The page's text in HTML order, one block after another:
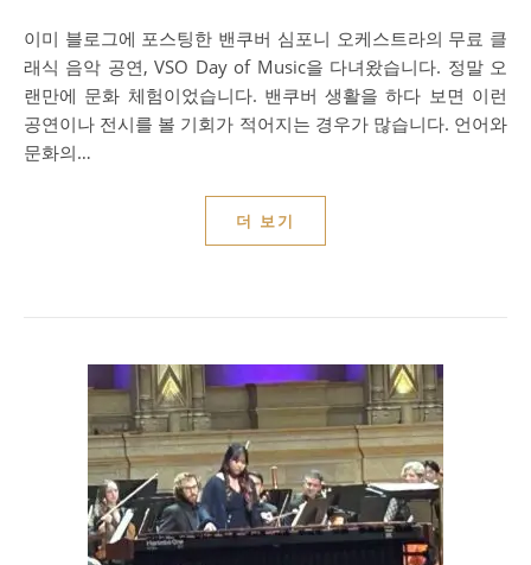
이미 블로그에 포스팅한 밴쿠버 심포니 오케스트라의 무료 클
래식 음악 공연, VSO Day of Music을 다녀왔습니다. 정말 오
랜만에 문화 체험이었습니다. 밴쿠버 생활을 하다 보면 이런
공연이나 전시를 볼 기회가 적어지는 경우가 많습니다. 언어와
문화의…
더 보기